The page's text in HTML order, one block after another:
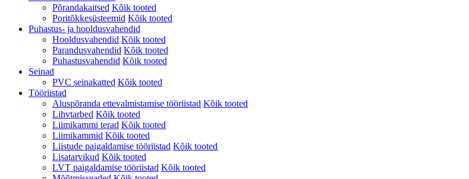
Põrandakaitsed Kõik tooted
Poritõkkesüsteemid Kõik tooted
Puhastus- ja hooldusvahendid
Hooldusvahendid Kõik tooted
Parandusvahendid Kõik tooted
Puhastusvahendid Kõik tooted
Seinad
PVC seinakatted Kõik tooted
Tööriistad
Aluspõranda ettevalmistamise tööriistad Kõik tooted
Lihvtarbed Kõik tooted
Liimikammi terad Kõik tooted
Liimikammid Kõik tooted
Liistude paigaldamise tööriistad Kõik tooted
Lisatarvikud Kõik tooted
LVT paigaldamise tööriistad Kõik tooted